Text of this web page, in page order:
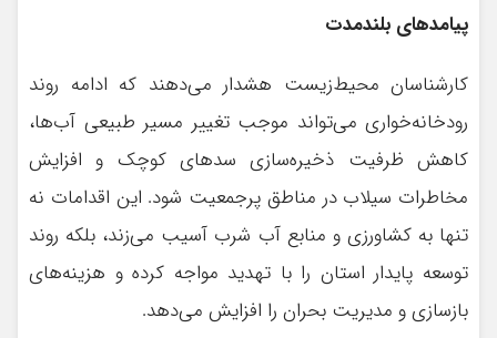
پیامدهای بلندمدت
کارشناسان محیط‌زیست هشدار می‌دهند که ادامه روند
رودخانه‌خواری می‌تواند موجب تغییر مسیر طبیعی آب‌ها،
کاهش ظرفیت ذخیره‌سازی سدهای کوچک و افزایش
مخاطرات سیلاب در مناطق پرجمعیت شود. این اقدامات نه
تنها به کشاورزی و منابع آب شرب آسیب می‌زند، بلکه روند
توسعه پایدار استان را با تهدید مواجه کرده و هزینه‌های
بازسازی و مدیریت بحران را افزایش می‌دهد.